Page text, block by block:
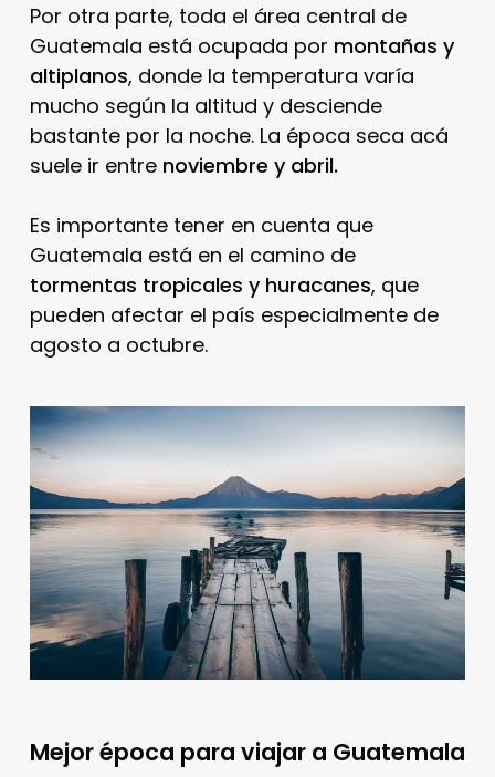
Por otra parte, toda el área central de
Guatemala está ocupada por montañas y
altiplanos, donde la temperatura varía
mucho según la altitud y desciende
bastante por la noche. La época seca acá
suele ir entre noviembre y abril.
Es importante tener en cuenta que
Guatemala está en el camino de
tormentas tropicales y huracanes, que
pueden afectar el país especialmente de
agosto a octubre.
Mejor época para viajar a Guatemala